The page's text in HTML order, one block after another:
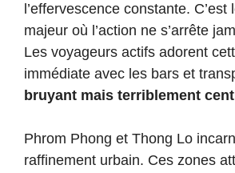
l’effervescence constante. C’est
majeur où l’action ne s’arrête
Les voyageurs actifs adorent
immédiate avec les bars et
bruyant mais terriblement
Phrom Phong et Thong Lo
raffinement urbain. Ces zones